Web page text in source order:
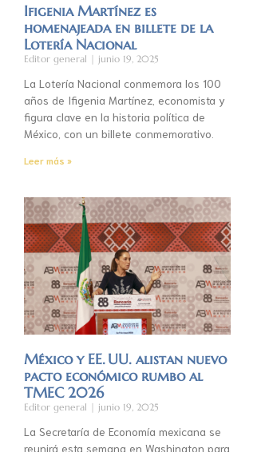
Ifigenia Martínez es
homenajeada en billete de la
Lotería Nacional
Editor general junio 19, 2025
La Lotería Nacional conmemora los 100
años de Ifigenia Martínez, economista y
figura clave en la historia política de
México, con un billete conmemorativo.
Leer más »
México y EE. UU. alistan nuevo
pacto económico rumbo al
TMEC 2026
Editor general junio 19, 2025
La Secretaría de Economía mexicana se
reunirá esta semana en Washington para